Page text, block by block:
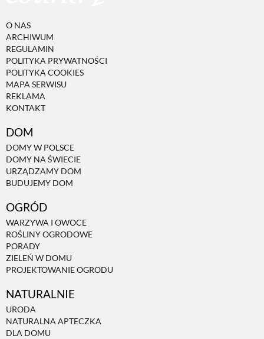
O NAS
ARCHIWUM
REGULAMIN
POLITYKA PRYWATNOŚCI
POLITYKA COOKIES
MAPA SERWISU
REKLAMA
KONTAKT
DOM
DOMY W POLSCE
DOMY NA ŚWIECIE
URZĄDZAMY DOM
BUDUJEMY DOM
OGRÓD
WARZYWA I OWOCE
ROŚLINY OGRODOWE
PORADY
ZIELEŃ W DOMU
PROJEKTOWANIE OGRODU
NATURALNIE
URODA
NATURALNA APTECZKA
DLA DOMU